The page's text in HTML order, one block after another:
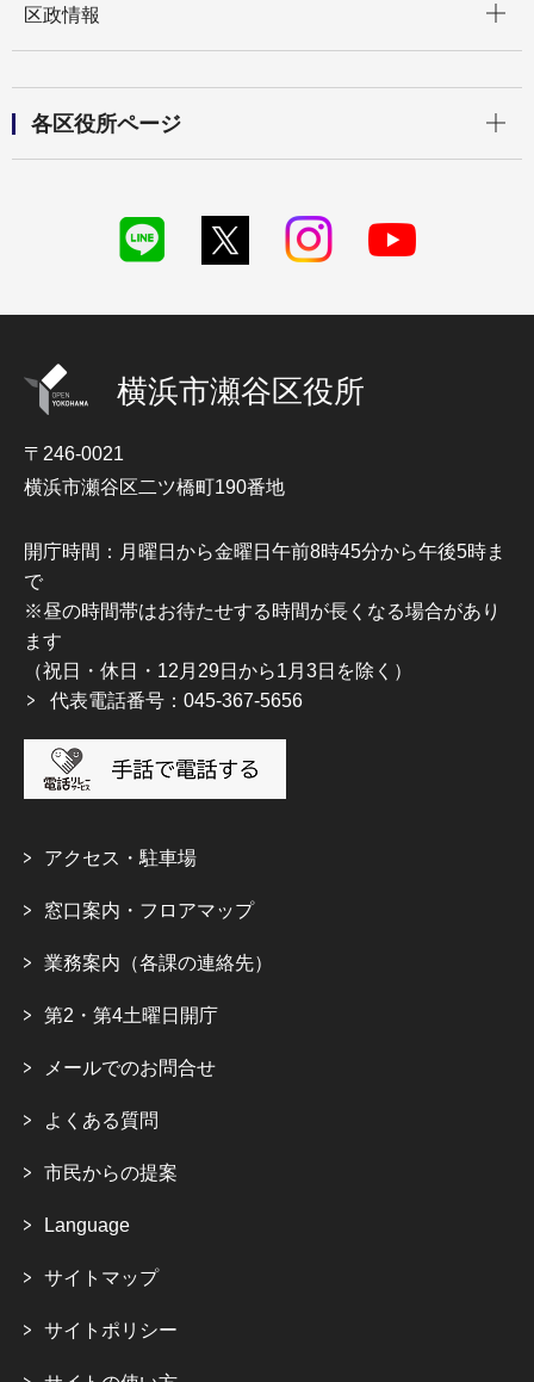
区政情報
各区役所ページ
横浜市瀬谷区役所
〒246-0021
横浜市瀬谷区二ツ橋町190番地
開庁時間：月曜日から金曜日午前8時45分から午後5時ま
で
※昼の時間帯はお待たせする時間が長くなる場合があり
ます
（祝日・休日・12月29日から1月3日を除く）
代表電話番号：045-367-5656
アクセス・駐車場
窓口案内・フロアマップ
業務案内（各課の連絡先）
第2・第4土曜日開庁
メールでのお問合せ
よくある質問
市民からの提案
Language
サイトマップ
サイトポリシー